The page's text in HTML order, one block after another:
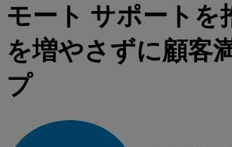
モート サポートを
を増やさずに顧客
プ